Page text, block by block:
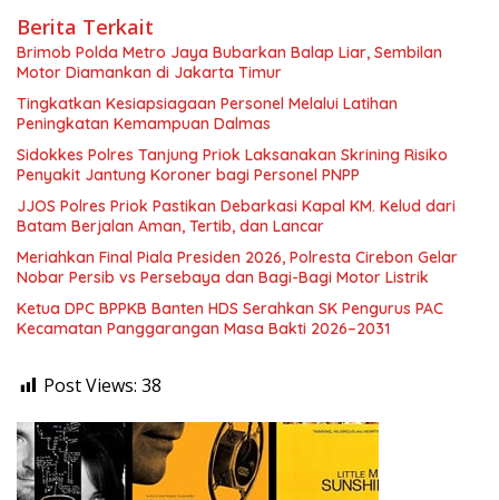
Berita Terkait
Brimob Polda Metro Jaya Bubarkan Balap Liar, Sembilan
Motor Diamankan di Jakarta Timur
Tingkatkan Kesiapsiagaan Personel Melalui Latihan
Peningkatan Kemampuan Dalmas
Sidokkes Polres Tanjung Priok Laksanakan Skrining Risiko
Penyakit Jantung Koroner bagi Personel PNPP
JJOS Polres Priok Pastikan Debarkasi Kapal KM. Kelud dari
Batam Berjalan Aman, Tertib, dan Lancar
Meriahkan Final Piala Presiden 2026, Polresta Cirebon Gelar
Nobar Persib vs Persebaya dan Bagi-Bagi Motor Listrik
Ketua DPC BPPKB Banten HDS Serahkan SK Pengurus PAC
Kecamatan Panggarangan Masa Bakti 2026–2031
Post Views: 38